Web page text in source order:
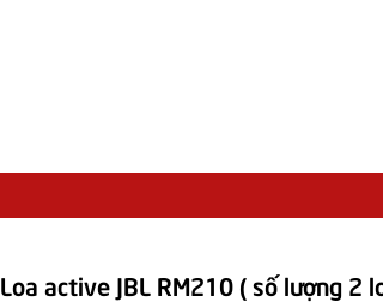
Loa active JBL RM210 ( số lượng 2